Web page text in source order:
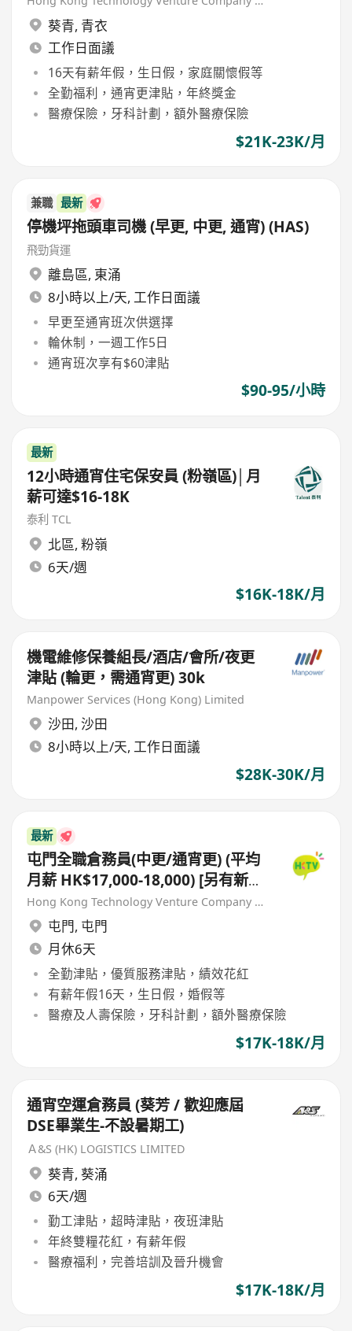
葵青, 青衣
工作日面議
16天有薪年假，生日假，家庭關懷假等
全勤福利，通宵更津貼，年終獎金
醫療保險，牙科計劃，額外醫療保險
$21K-23K/月
兼職 最新
停機坪拖頭車司機 (早更, 中更, 通宵) (HAS)
飛勁貨運
離島區, 東涌
8小時以上/天, 工作日面議
早更至通宵班次供選擇
輪休制，一週工作5日
通宵班次享有$60津貼
$90-95/小時
最新
12小時通宵住宅保安員 (粉嶺區)│月
薪可達$16-18K
泰利 TCL
北區, 粉嶺
6天/週
$16K-18K/月
機電維修保養組長/酒店/會所/夜更
津貼 (輪更，需通宵更) 30k
Manpower Services (Hong Kong) Limited
沙田, 沙田
8小時以上/天, 工作日面議
$28K-30K/月
最新
屯門全職倉務員(中更/通宵更) (平均
月薪 HK$17,000-18,000) [另有新人
獎金 $8,000#]
Hong Kong Technology Venture Company Limited(HKTV)
屯門, 屯門
月休6天
全勤津貼，優質服務津貼，績效花紅
有薪年假16天，生日假，婚假等
醫療及人壽保險，牙科計劃，額外醫療保險
$17K-18K/月
通宵空運倉務員 (葵芳 / 歡迎應屆
DSE畢業生-不設暑期工)
Ａ&S (HK) LOGISTICS LIMITED
葵青, 葵涌
6天/週
勤工津貼，超時津貼，夜班津貼
年終雙糧花紅，有薪年假
醫療福利，完善培訓及晉升機會
$17K-18K/月